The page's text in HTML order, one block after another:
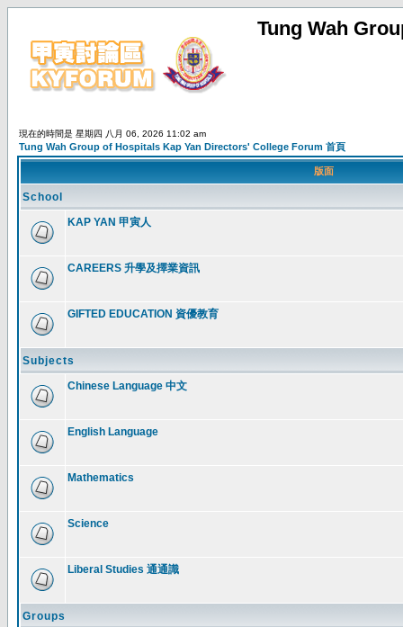
Tung Wah
現在的時間是 星期四 八月 06, 2026 11:02 am
Tung Wah Group of Hospitals Kap Yan Directors' College Forum 首頁
版面
School
KAP YAN 甲寅人
CAREERS 升學及擇業資訊
GIFTED EDUCATION 資優教育
Subjects
Chinese Language 中文
English Language
Mathematics
Science
Liberal Studies 通通識
Groups